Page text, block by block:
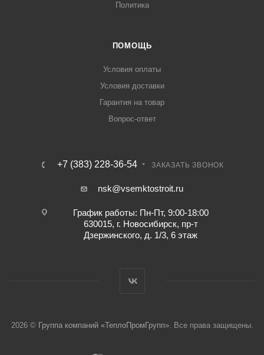
Политика
ПОМОЩЬ
Условия оплаты
Условия доставки
Гарантия на товар
Вопрос-ответ
+7 (383) 228-36-54 ЗАКАЗАТЬ ЗВОНОК
nsk@vsemktostroit.ru
График работы: Пн-Пт, 9:00-18:00
630015, г. Новосибирск, пр-т
Дзержинского, д. 1/3, 6 этаж
2026 © Группа компаний «ТеплоПромГрупп». Все права защищены.